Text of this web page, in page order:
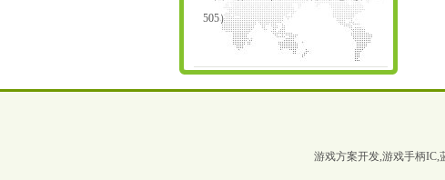
505）
游戏方案开发,游戏手柄IC,